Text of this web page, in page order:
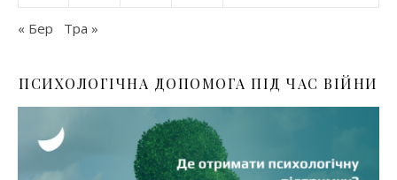
« Бер Тра »
ПСИХОЛОГІЧНА ДОПОМОГА ПІД ЧАС ВІЙНИ